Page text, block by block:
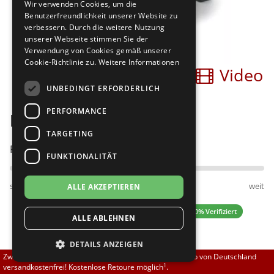
Brautschuhe
Sneaker
Übergrößen 43-44
Flexerinas
Merlet
Nueva Epoca
RayRose
Rummos
Rumpf
SoDanca
TopTanz
Bilder Video
Diamant 141-077-530
Passt am besten bei Fußweite:
schmal normal weit
5.00 (3 Bewertungen) ✓ 100% Verifiziert
139,50 EUR
Zwischen 70,00 EUR und 800,00 EUR liefern wir innerhalb von Deutschland
versandkostenfrei! Kostenlose Retoure möglich1.
Wir verwenden Cookies, um die
Benutzerfreundlichkeit unserer Website zu
verbessern. Durch die weitere Nutzung
unserer Webseite stimmen Sie der
Verwendung von Cookies gemäß unserer
Cookie-Richtlinie zu. Weitere Informationen
UNBEDINGT ERFORDERLICH
PERFORMANCE
TARGETING
FUNKTIONALITÄT
ALLE AKZEPTIEREN
ALLE ABLEHNEN
DETAILS ANZEIGEN